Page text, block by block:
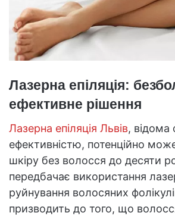
Лазерна епіляція:
ефективне рішення
Лазерна епіляція Львів, відома
ефективністю, потенційно
шкіру без волосся до десяти
передбачає використання
руйнування волосяних
призводить до того, що